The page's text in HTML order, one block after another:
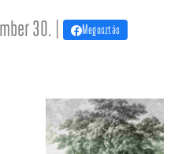
30. | Megosztás